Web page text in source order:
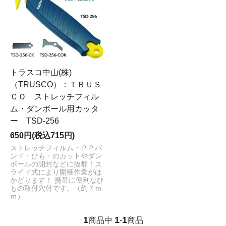
トラスコ中山(株)
（TRUSCO）：ＴＲＵＳ
ＣＯ ストレッチフィル
ム・ダンボール用カッタ
ー TSD-256
650円(税込715円)
ストレッチフィルム・ＰＰバ
ンド・ひも・のカットやダン
ボールの開封などに抜群！ス
ライド式により開梱作業がは
かどります！ 携帯に便利なひ
もの取付穴付です。（約７ｍ
ｍ）
1商品中 1-1商品